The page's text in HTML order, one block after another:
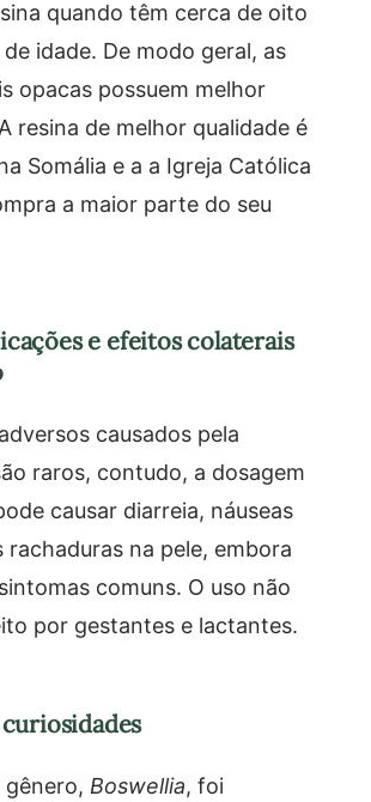
quando têm cerca de oito
idade. De modo geral, as
opacas possuem melhor
resina de melhor qualidade é
Somália e a a Igreja Católica
a maior parte do seu
e efeitos colaterais
causados pela
raros, contudo, a dosagem
causar diarreia, náuseas
rachaduras na pele, embora
comuns. O uso não
por gestantes e lactantes.
gênero, Boswellia, foi